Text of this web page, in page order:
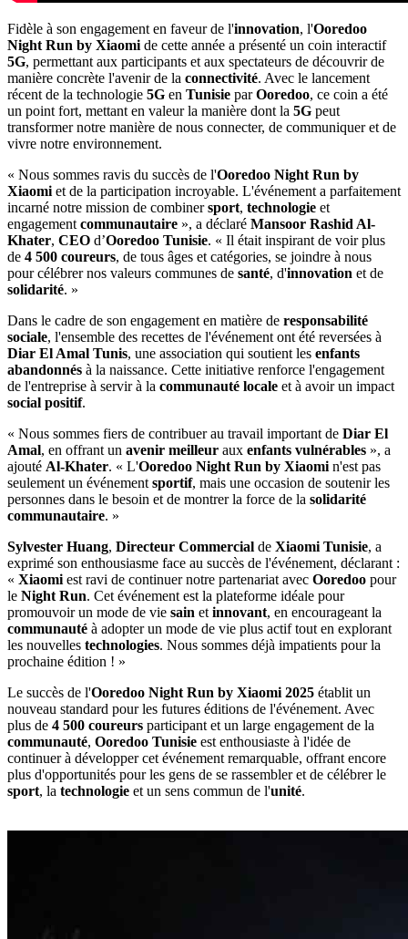
Fidèle à son engagement en faveur de l'innovation, l'Ooredoo
Night Run by Xiaomi de cette année a présenté un coin interactif
5G, permettant aux participants et aux spectateurs de découvrir de
manière concrète l'avenir de la connectivité. Avec le lancement
récent de la technologie 5G en Tunisie parOoredoo, ce coin a été
un point fort, mettant en valeur la manière dont la 5G peut
transformer notre manière de nous connecter, de communiquer et de
vivre notre environnement.
« Nous sommes ravis du succès de l'Ooredoo Night Run by
Xiaomi et de la participation incroyable. L'événement a parfaitement
incarné notre mission de combinersport, technologie et
engagement communautaire », a déclaré Mansoor Rashid Al-
Khater, CEO d’Ooredoo Tunisie. « Il était inspirant de voir plus
de 4 500 coureurs, de tous âges et catégories, se joindre à nous
pour célébrer nos valeurs communes de santé, d'innovation et de
solidarité. »
Dans le cadre de son engagement en matière de responsabilité
sociale, l'ensemble des recettes de l'événement ont été reversées à
Diar El Amal Tunis, une association qui soutient les enfants
abandonnés à la naissance. Cette initiative renforce l'engagement
de l'entreprise à servir à la communauté locale et à avoir un impact
social positif.
« Nous sommes fiers de contribuer au travail important de Diar El
Amal, en offrant un avenir meilleur aux enfants vulnérables », a
ajouté Al-Khater. « L'Ooredoo Night Run by Xiaomi n'est pas
seulement un événement sportif, mais une occasion de soutenir les
personnes dans le besoin et de montrer la force de la solidarité
communautaire. »
Sylvester Huang, Directeur Commercial de Xiaomi Tunisie, a
exprimé son enthousiasme face au succès de l'événement, déclarant :
« Xiaomi est ravi de continuer notre partenariat avec Ooredoo pour
le Night Run. Cet événement est la plateforme idéale pour
promouvoir un mode de vie sain et innovant, en encourageant la
communauté à adopter un mode de vie plus actif tout en explorant
les nouvelles technologies. Nous sommes déjà impatients pour la
prochaine édition ! »
Le succès de l'Ooredoo Night Run by Xiaomi 2025 établit un
nouveau standard pour les futures éditions de l'événement. Avec
plus de 4 500 coureurs participant et un large engagement de la
communauté, Ooredoo Tunisie est enthousiaste à l'idée de
continuer à développer cet événement remarquable, offrant encore
plus d'opportunités pour les gens de se rassembler et de célébrer le
sport, la technologie et un sens commun de l'unité.